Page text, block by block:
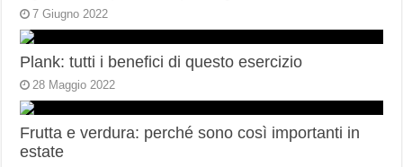
7 Giugno 2022
Plank: tutti i benefici di questo esercizio
28 Maggio 2022
Frutta e verdura: perché sono così importanti in
estate